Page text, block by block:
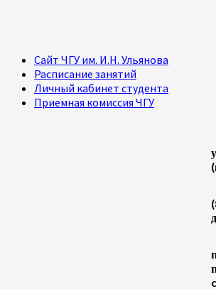
Сайт ЧГУ им. И.Н. Ульянова
Расписание занятий
Личный кабинет студента
Приемная комиссия ЧГУ